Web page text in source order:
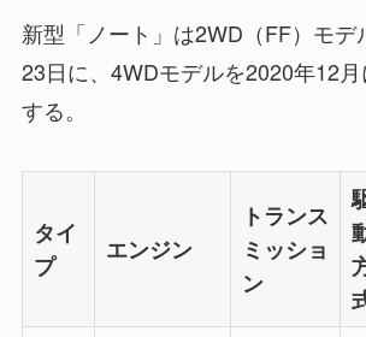
新型「ノート」は2WD（FF）モデ
23日に、4WDモデルを2020年12
する。
タイ
プ
エンジン
トランス
ミッショ
ン